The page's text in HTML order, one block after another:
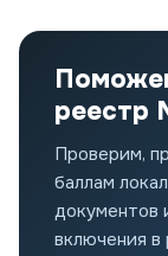
реестр
Проверим,
баллам
документов
включения в